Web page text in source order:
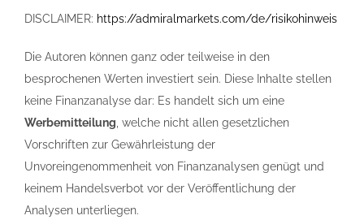
DISCLAIMER: https://admiralmarkets.com/de/risikohinweis
Die Autoren können ganz oder teilweise in den
besprochenen Werten investiert sein. Diese Inhalte stellen
keine Finanzanalyse dar: Es handelt sich um eine
Werbemitteilung , welche nicht allen gesetzlichen
Vorschriften zur Gewährleistung der
Unvoreingenommenheit von Finanzanalysen genügt und
keinem Handelsverbot vor der Veröffentlichung der
Analysen unterliegen.